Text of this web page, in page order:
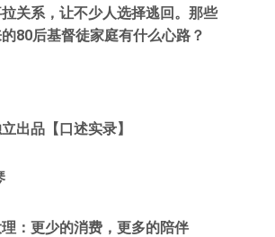
关系，让不少人选择逃回。那些
80后基督徒家庭有什么心路？
出品【口述实录】
：更少的消费，更多的陪伴